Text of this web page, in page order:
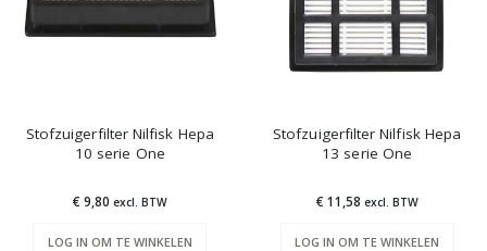
Stofzuigerfilter Nilfisk Hepa
10 serie One
€ 9,80 excl. BTW
LOG IN OM TE WINKELEN
Stofzuigerfilter Nilfisk Hepa
13 serie One
€ 11,58 excl. BTW
LOG IN OM TE WINKELEN